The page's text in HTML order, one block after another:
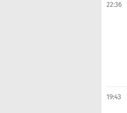
22:36
19:43